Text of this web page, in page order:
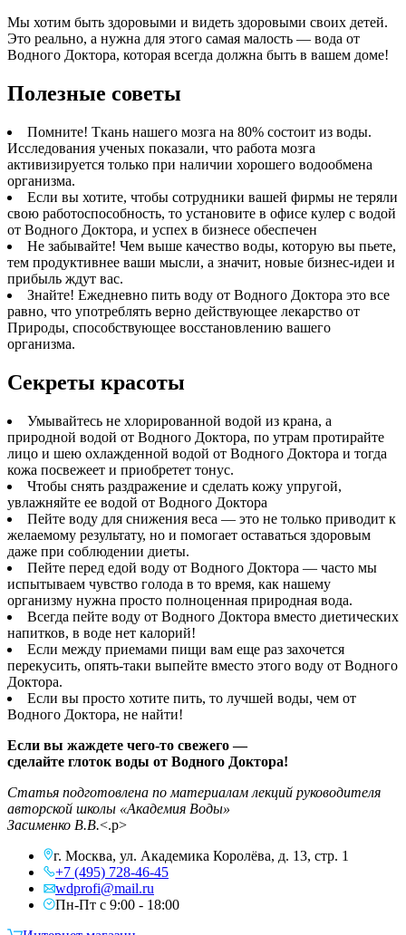
Мы хотим быть здоровыми и видеть здоровыми своих детей.
Это реально, а нужна для этого самая малость — вода от
Водного Доктора, которая всегда должна быть в вашем доме!
Полезные советы
Помните! Ткань нашего мозга на 80% состоит из воды.
Исследования ученых показали, что работа мозга
активизируется только при наличии хорошего водообмена
организма.
Если вы хотите, чтобы сотрудники вашей фирмы не теряли
свою работоспособность, то установите в офисе кулер с водой
от Водного Доктора, и успех в бизнесе обеспечен
Не забывайте! Чем выше качество воды, которую вы пьете,
тем продуктивнее ваши мысли, а значит, новые бизнес-идеи и
прибыль ждут вас.
Знайте! Ежедневно пить воду от Водного Доктора это все
равно, что употреблять верно действующее лекарство от
Природы, способствующее восстановлению вашего
организма.
Секреты красоты
Умывайтесь не хлорированной водой из крана, а
природной водой от Водного Доктора, по утрам протирайте
лицо и шею охлажденной водой от Водного Доктора и тогда
кожа посвежеет и приобретет тонус.
Чтобы снять раздражение и сделать кожу упругой,
увлажняйте ее водой от Водного Доктора
Пейте воду для снижения веса — это не только приводит к
желаемому результату, но и помогает оставаться здоровым
даже при соблюдении диеты.
Пейте перед едой воду от Водного Доктора — часто мы
испытываем чувство голода в то время, как нашему
организму нужна просто полноценная природная вода.
Всегда пейте воду от Водного Доктора вместо диетических
напитков, в воде нет калорий!
Если между приемами пищи вам еще раз захочется
перекусить, опять-таки выпейте вместо этого воду от Водного
Доктора.
Если вы просто хотите пить, то лучшей воды, чем от
Водного Доктора, не найти!
Если вы жаждете чего-то свежего —
сделайте глоток воды от Водного Доктора!
Статья подготовлена по материалам лекций руководителя
авторской школы «Академия Воды»
Засименко В.В.<.p>
г. Москва, ул. Академика Королёва, д. 13, стр. 1
+7 (495) 728-46-45
wdprofi@mail.ru
Пн-Пт с 9:00 - 18:00